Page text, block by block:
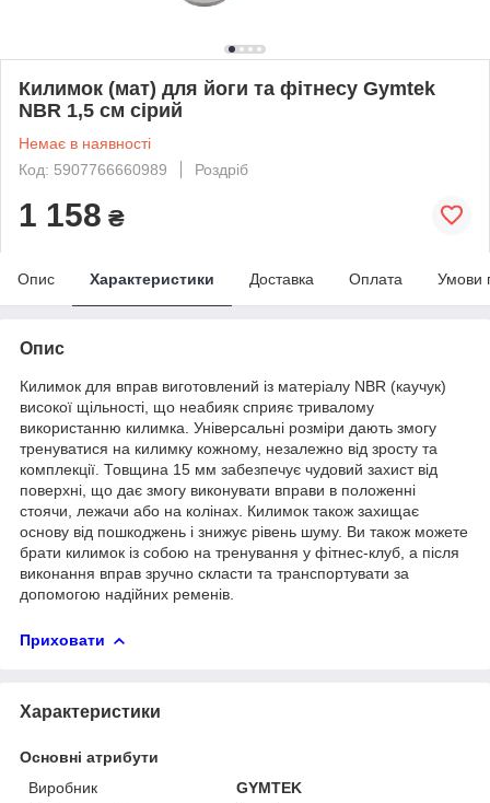
Килимок (мат) для йоги та фітнесу Gymtek
NBR 1,5 см сірий
Немає в наявності
Код: 5907766660989
Роздріб
1 158 ₴
Опис Характеристики Доставка Оплата Умови
Опис
Килимок для вправ виготовлений із матеріалу NBR (каучук)
високої щільності, що неабияк сприяє тривалому
використанню килимка. Універсальні розміри дають змогу
тренуватися на килимку кожному, незалежно від зросту та
комплекції. Товщина 15 мм забезпечує чудовий захист від
поверхні, що дає змогу виконувати вправи в положенні
стоячи, лежачи або на колінах. Килимок також захищає
основу від пошкоджень і знижує рівень шуму. Ви також можете
брати килимок із собою на тренування у фітнес-клуб, а після
виконання вправ зручно скласти та транспортувати за
допомогою надійних ременів.
Приховати
Характеристики
Основні атрибути
Виробник
GYMTEK